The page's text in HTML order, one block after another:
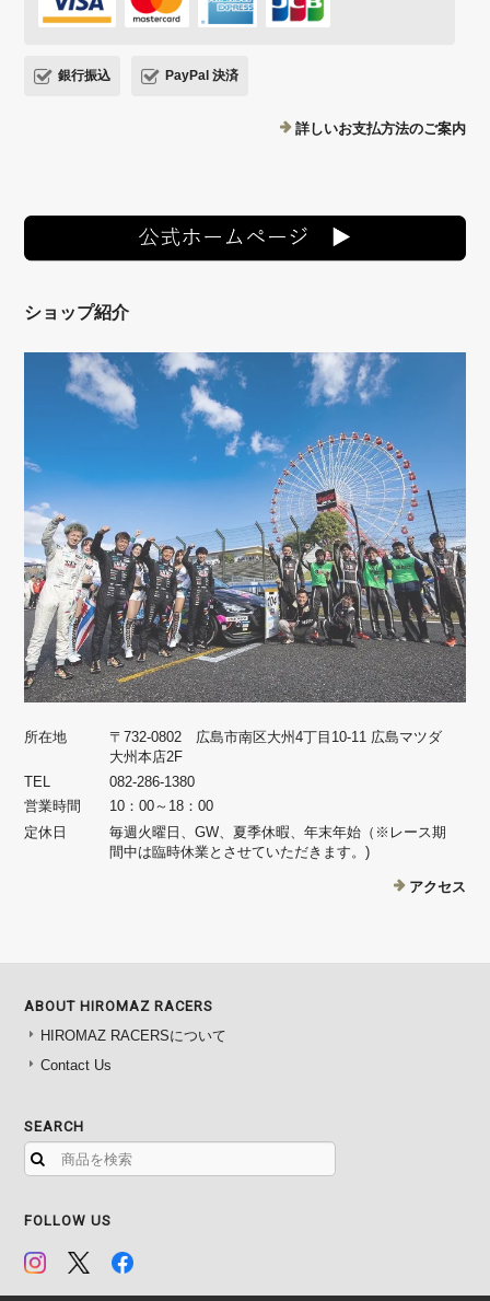
銀行振込 PayPal 決済
詳しいお支払方法のご案内
ショップ紹介
所在地
〒732-0802 広島市南区大州4丁目10-11 広島マツダ
大州本店2F
TEL
082-286-1380
営業時間
10：00～18：00
定休日
毎週火曜日、GW、夏季休暇、年末年始（※レース期
間中は臨時休業とさせていただきます。)
アクセス
ABOUT HIROMAZ RACERS
HIROMAZ RACERSについて
Contact Us
SEARCH
FOLLOW US